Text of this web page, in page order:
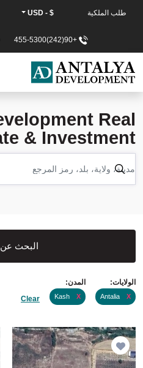
طلب الملكية $ - USD
+90(242)455-5300
Real
& Investment
البحث عن
الولايات:
Antalia X
المدن:
Kash X
Clear